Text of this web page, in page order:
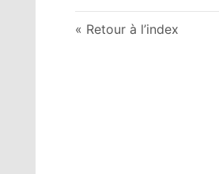
Retour à l’index